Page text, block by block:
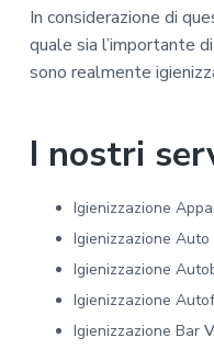
In considerazione di
quale sia l’importante
sono realmente
I nostri
Igienizzazione
Igienizzazione Auto
Igienizzazione
Igienizzazione
Igienizzazione Bar